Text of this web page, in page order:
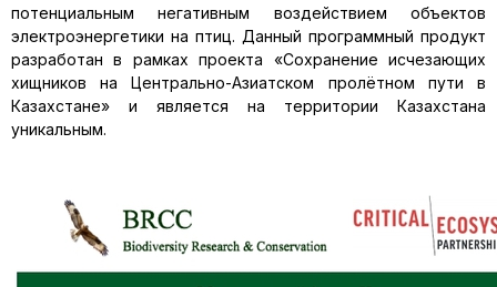
потенциальным негативным воздействием объектов
электроэнергетики на птиц. Данный программный продукт
разработан в рамках проекта «Сохранение исчезающих
хищников на Центрально-Азиатском пролётном пути в
Казахстане» и является на территории Казахстана
уникальным.